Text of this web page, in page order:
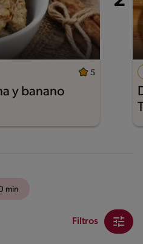
5
y banano
min
Filtros